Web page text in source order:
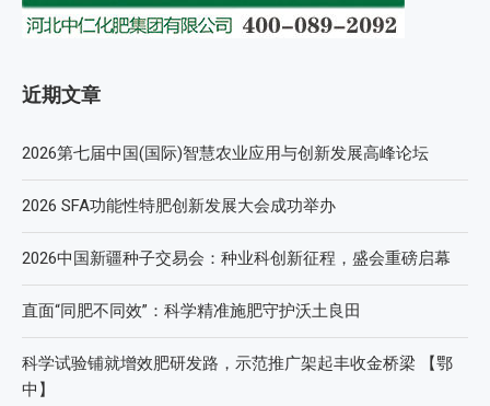
近期文章
2026第七届中国(国际)智慧农业应用与创新发展高峰论坛
2026 SFA功能性特肥创新发展大会成功举办
2026中国新疆种子交易会：种业科创新征程，盛会重磅启幕
直面“同肥不同效”：科学精准施肥守护沃土良田
科学试验铺就增效肥研发路，示范推广架起丰收金桥梁 【鄂
中】